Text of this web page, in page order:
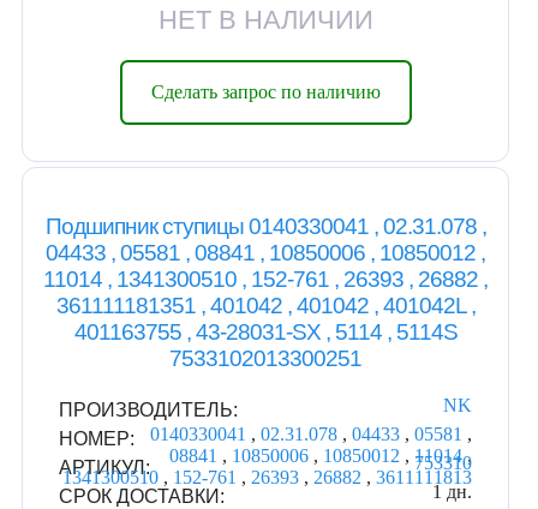
НЕТ В НАЛИЧИИ
Сделать запрос по наличию
Подшипник ступицы 0140330041 , 02.31.078 ,
04433 , 05581 , 08841 , 10850006 , 10850012 ,
11014 , 1341300510 , 152-761 , 26393 , 26882 ,
361111181351 , 401042 , 401042 , 401042L ,
401163755 , 43-28031-SX , 5114 , 5114S
7533102013300251
ПРОИЗВОДИТЕЛЬ:
NK
НОМЕР:
0140330041 ,02.31.078 ,04433 ,05581 ,
08841 , 10850006 , 10850012 , 11014,
1341300510 , 152-761 , 26393 , 26882 ,3611111813
АРТИКУЛ:
753310
СРОК ДОСТАВКИ:
1 дн.